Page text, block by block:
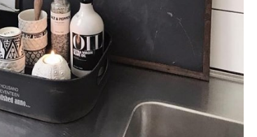
Olsson & Jensen
Duk Eloise 150 x 300 cm
1895 kr